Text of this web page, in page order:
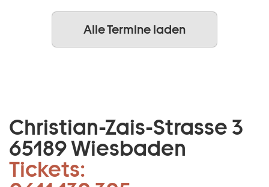
Alle Termine laden
Christian-Zais-Strasse 3
65189 Wiesbaden
Tickets: